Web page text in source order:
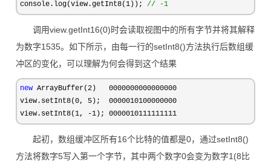
console.log(view.getInt8(1)); // -1
调用view.getInt16(0)时会读取视图中的所有字节并将其解释
为数字1535。如下所示，由每一行的setInt8()方法执行后数组缓
冲区的变化，可以理解为何会得到这个结果
new ArrayBuffer(2)   0000000000000000
view.setInt8(0, 5);  0000010100000000
view.setInt8(1, -1); 0000010111111111
起初，数组缓冲区所有16个比特的值都是0，通过setInt8()
方法将数字5写入第一个字节，其中两个数字0会变为数字1(8比